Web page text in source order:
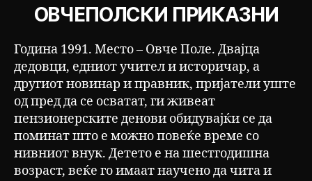
ОВЧЕПОЛСКИ ПРИКАЗНИ
Година 1991. Место – Овче Поле. Двајца
дедовци, едниот учител и историчар, а
другиот новинар и правник, пријатели уште
од пред да се осватат, ги живеат
пензионерските денови обидувајќи се да
поминат што е можно повеќе време со
нивниот внук. Детето е на шестгодишна
возраст, веќе го имаат научено да чита и